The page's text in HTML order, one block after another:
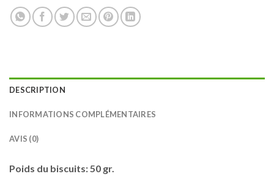
DESCRIPTION
INFORMATIONS COMPLÉMENTAIRES
AVIS (0)
Poids du biscuits: 50 gr.